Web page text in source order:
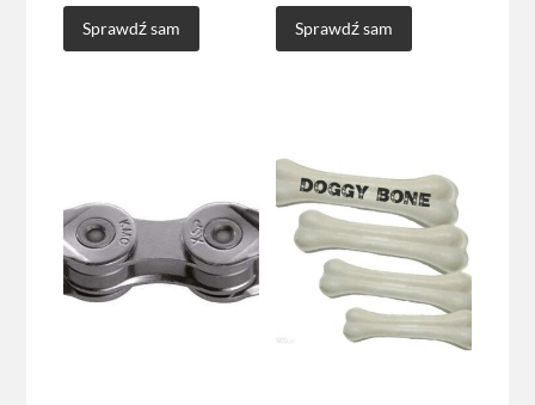
Sprawdź sam Sprawdź sam